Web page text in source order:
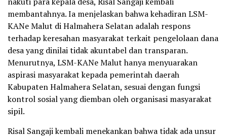
membantahnya. Ia menjelaskan bahwa kehadiran LSM-
KANe Malut di Halmahera Selatan adalah respons
terhadap keresahan masyarakat terkait pengelolaan dana
desa yang dinilai tidak akuntabel dan transparan.
Menurutnya, LSM-KANe Malut hanya menyuarakan
aspirasi masyarakat kepada pemerintah daerah
Kabupaten Halmahera Selatan, sesuai dengan fungsi
kontrol sosial yang diemban oleh organisasi masyarakat
sipil.
Risal Sangaji kembali menekankan bahwa tidak ada unsur